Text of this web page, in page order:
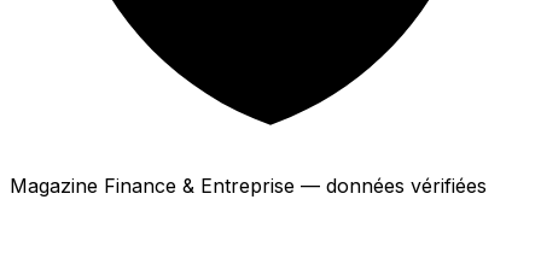
Magazine Finance & Entreprise — données vérifiées